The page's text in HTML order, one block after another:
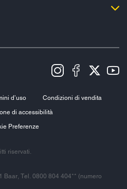
d’uso
Condizioni di vendita
di accessibilità
Preferenze
riservati.
Baar, Tel. 0800 804 404** (numero